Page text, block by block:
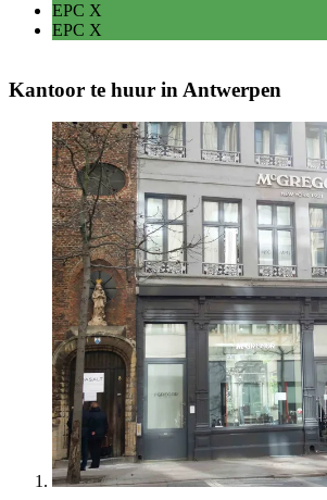
EPC X
EPC X
Kantoor te huur in Antwerpen